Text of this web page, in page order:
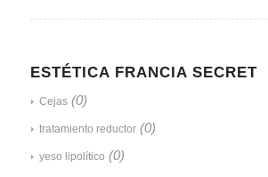
ESTÉTICA FRANCIA SECRET
Cejas (0)
tratamiento reductor (0)
yeso lipolítico (0)